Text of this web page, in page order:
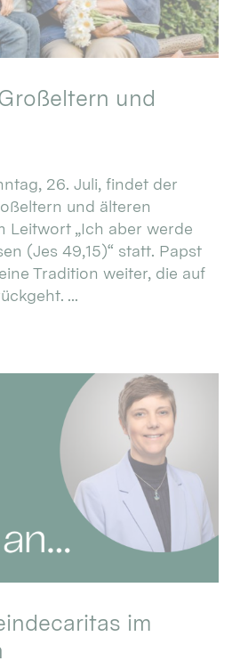
und
26. Juli, findet der
und älteren
Leitwort „Ich aber werde
(Jes 49,15)“ statt. Papst
Tradition weiter, die auf
...
im